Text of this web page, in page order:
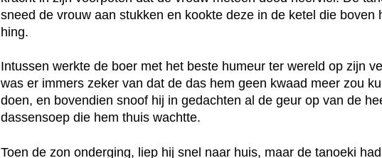
sneed de vrouw aan stukken en kookte deze in de ketel die boven
hing.
Intussen werkte de boer met het beste humeur ter wereld op zijn
was er immers zeker van dat de das hem geen kwaad meer zou
doen, en bovendien snoof hij in gedachten al de geur op van de
dassensoep die hem thuis wachtte.
Toen de zon onderging, liep hij snel naar huis, maar de tanoeki had